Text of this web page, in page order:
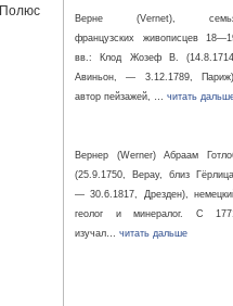
Верне (Vernet),
французских живописцев
вв.: Клод Жозеф В.
Авиньон, — 3.12.1789,
автор пейзажей, … читать
Вернер (Werner) Абраам
(25.9.1750, Верау, близ
— 30.6.1817, Дрезден),
геолог и минералог. С
изучал… читать дальше